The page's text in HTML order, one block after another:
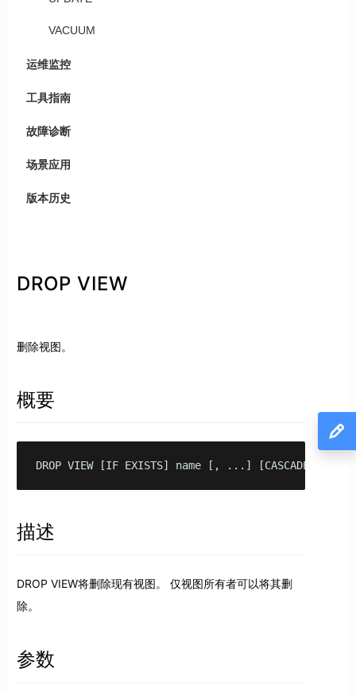
VACUUM
运维监控
工具指南
故障诊断
场景应用
版本历史
DROP VIEW
删除视图。
概要
DROP VIEW [IF EXISTS] name [, ...] [CASCADE |
描述
DROP VIEW将删除现有视图。 仅视图所有者可以将其删
除。
参数